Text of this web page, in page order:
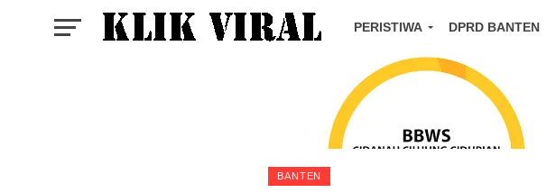
PERISTIWA DPRD BANTEN
BANTEN